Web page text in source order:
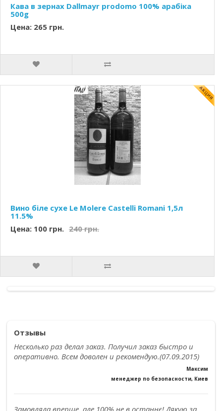
Кава в зернах Dallmayr prodomo 100% арабіка
500g
Цена: 265 грн.
Вино біле сухе Le Molere Castelli Romani 1,5л
11.5%
Цена: 100 грн. 240 грн.
Отзывы
Несколько раз делал заказ. Получил заказ быстро и
оперативно. Всем доволен и рекомендую.(07.09.2015)
Максим
менеджер по безопасности, Киев
Замовляла вперше, але 100% не в останнє! Дякую за